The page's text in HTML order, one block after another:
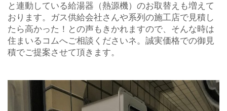
と連動している給湯器（熱源機）のお取替えも増えて
おります。ガス供給会社さんや系列の施工店で見積し
たら高かった！との声もきかれますので、そんな時は
住まいるコムへご相談くださいネ。誠実価格での御見
積でご提案させて頂きます。